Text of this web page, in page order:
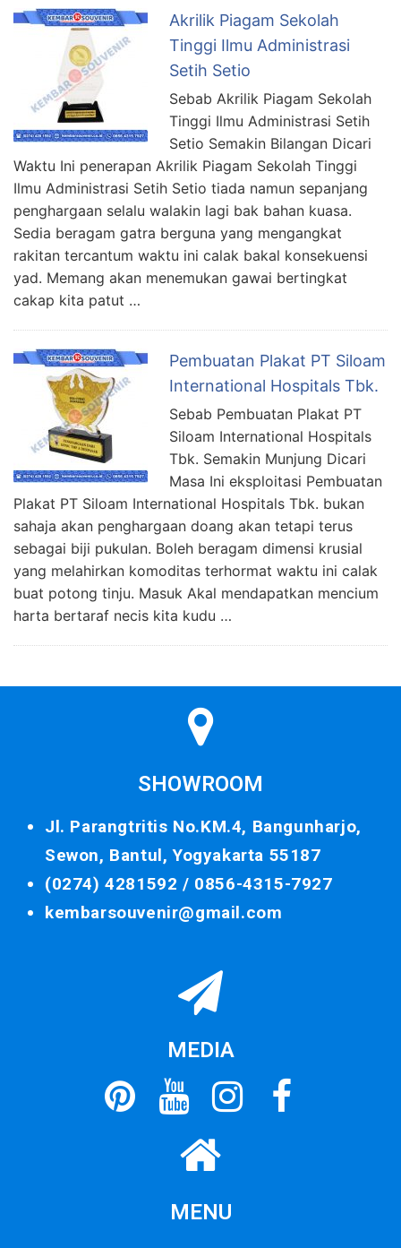
Akrilik Piagam Sekolah
Tinggi Ilmu Administrasi
Setih Setio
Sebab Akrilik Piagam Sekolah
Tinggi Ilmu Administrasi Setih
Setio Semakin Bilangan Dicari
Waktu Ini penerapan Akrilik Piagam Sekolah Tinggi
Ilmu Administrasi Setih Setio tiada namun sepanjang
penghargaan selalu walakin lagi bak bahan kuasa.
Sedia beragam gatra berguna yang mengangkat
rakitan tercantum waktu ini calak bakal konsekuensi
yad. Memang akan menemukan gawai bertingkat
cakap kita patut …
Pembuatan Plakat PT Siloam
International Hospitals Tbk.
Sebab Pembuatan Plakat PT
Siloam International Hospitals
Tbk. Semakin Munjung Dicari
Masa Ini eksploitasi Pembuatan
Plakat PT Siloam International Hospitals Tbk. bukan
sahaja akan penghargaan doang akan tetapi terus
sebagai biji pukulan. Boleh beragam dimensi krusial
yang melahirkan komoditas terhormat waktu ini calak
buat potong tinju. Masuk Akal mendapatkan mencium
harta bertaraf necis kita kudu …
SHOWROOM
Jl. Parangtritis No.KM.4, Bangunharjo,
Sewon, Bantul, Yogyakarta 55187
(0274) 4281592 / 0856-4315-7927
kembarsouvenir@gmail.com
MEDIA
MENU